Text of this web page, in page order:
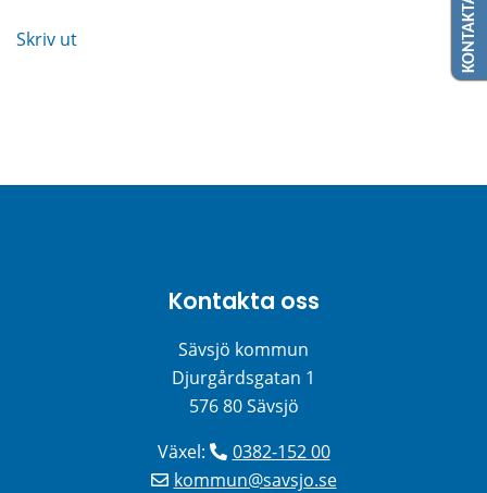
Skriv ut
Kontakta oss
Sävsjö kommun
Djurgårdsgatan 1
576 80 Sävsjö
Växel:
0382-152 00
kommun@savsjo.se